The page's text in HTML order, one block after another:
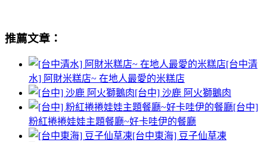
推薦文章：
[台中清
水] 阿財米糕店~ 在地人最愛的米糕店
[台中] 沙鹿 阿火獅鵝肉
[台中]
粉紅捲捲娃娃主題餐廳~好卡哇伊的餐廳
[台中東海] 豆子仙草凍